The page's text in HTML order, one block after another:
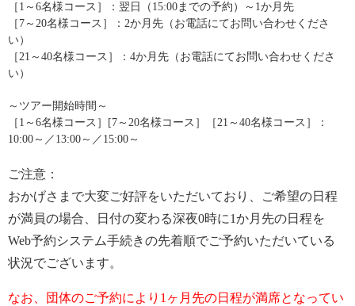
［1～6名様コース］：翌日（15:00までの予約）～1か月先
［7～20名様コース］：2か月先（お電話にてお問い合わせくださ
い）
［21～40名様コース］：4か月先（お電話にてお問い合わせくださ
い）
～ツアー開始時間～
［1～6名様コース］[7～20名様コース］［21～40名様コース］：
10:00～／13:00～／15:00～
ご注意：
おかげさまで大変ご好評をいただいており、ご希望の日程
が満員の場合、日付の変わる深夜0時に1か月先の日程を
Web予約システム手続きの先着順でご予約いただいている
状況でございます。
なお、団体のご予約により1ヶ月先の日程が満席となってい